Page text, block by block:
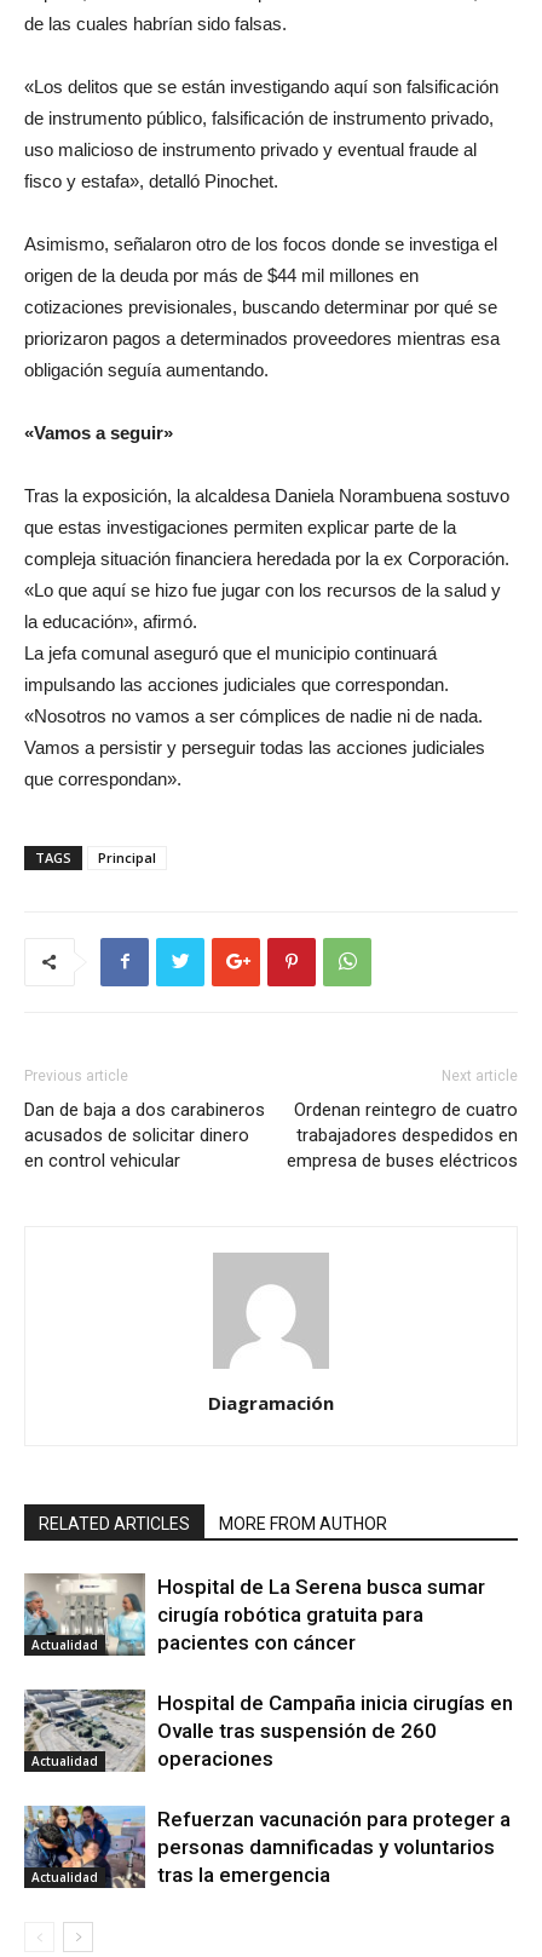
de las cuales habrían sido falsas.
«Los delitos que se están investigando aquí son falsificación
de instrumento público, falsificación de instrumento privado,
uso malicioso de instrumento privado y eventual fraude al
fisco y estafa», detalló Pinochet.
Asimismo, señalaron otro de los focos donde se investiga el
origen de la deuda por más de $44 mil millones en
cotizaciones previsionales, buscando determinar por qué se
priorizaron pagos a determinados proveedores mientras esa
obligación seguía aumentando.
«Vamos a seguir»
Tras la exposición, la alcaldesa Daniela Norambuena sostuvo
que estas investigaciones permiten explicar parte de la
compleja situación financiera heredada por la ex Corporación.
«Lo que aquí se hizo fue jugar con los recursos de la salud y
la educación», afirmó.
La jefa comunal aseguró que el municipio continuará
impulsando las acciones judiciales que correspondan.
«Nosotros no vamos a ser cómplices de nadie ni de nada.
Vamos a persistir y perseguir todas las acciones judiciales
que correspondan».
TAGS Principal
Previous article
Dan de baja a dos carabineros
acusados de solicitar dinero
en control vehicular
Next article
Ordenan reintegro de cuatro
trabajadores despedidos en
empresa de buses eléctricos
Diagramación
RELATED ARTICLES MORE FROM AUTHOR
Actualidad
Hospital de La Serena busca sumar
cirugía robótica gratuita para
pacientes con cáncer
Actualidad
Hospital de Campaña inicia cirugías en
Ovalle tras suspensión de 260
operaciones
Actualidad
Refuerzan vacunación para proteger a
personas damnificadas y voluntarios
tras la emergencia